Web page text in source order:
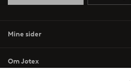
Mine sider
Om Jotex